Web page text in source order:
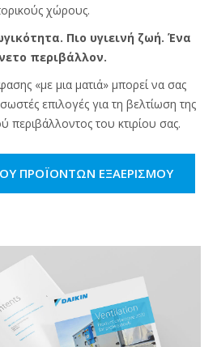
χώρους.
Πιο υγιεινή ζωή. Ένα
περιβάλλον.
«με μια ματιά» μπορεί να σας
επιλογές για τη βελτίωση της
περιβάλλοντος του κτιρίου σας.
ΠΡΟΪΌΝΤΩΝ ΕΞΑΕΡΙΣΜΟΎ